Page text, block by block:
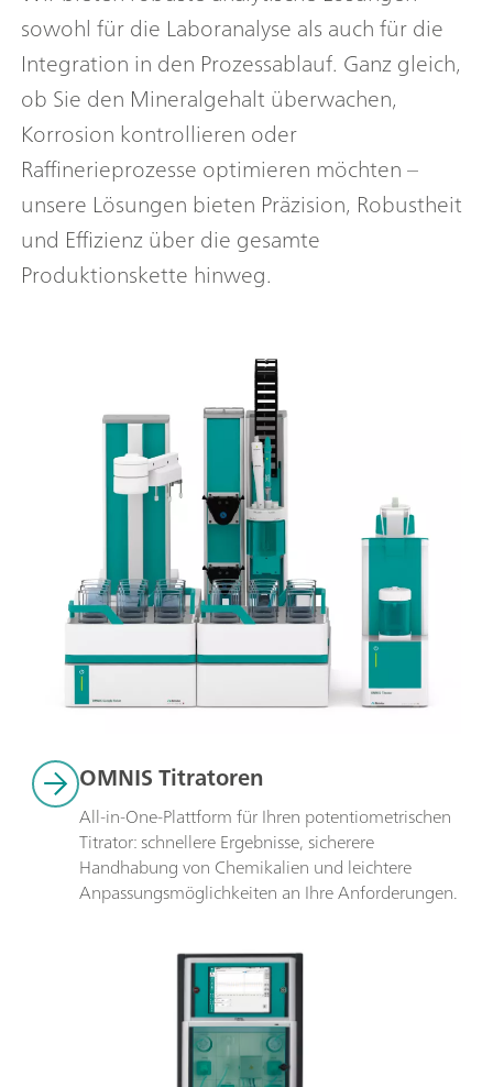
sowohl für die Laboranalyse als auch für die
Integration in den Prozessablauf. Ganz gleich,
ob Sie den Mineralgehalt überwachen,
Korrosion kontrollieren oder
Raffinerieprozesse optimieren möchten –
unsere Lösungen bieten Präzision, Robustheit
und Effizienz über die gesamte
Produktionskette hinweg.
OMNIS Titratoren
All-in-One-Plattform für Ihren potentiometrischen
Titrator: schnellere Ergebnisse, sicherere
Handhabung von Chemikalien und leichtere
Anpassungsmöglichkeiten an Ihre Anforderungen.